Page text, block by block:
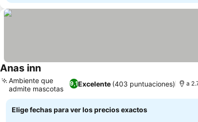
Anas inn
9,1Excelente (403 puntuaciones)
Ambiente que
admite mascotas
a
Elige fechas para ver los precios exactos